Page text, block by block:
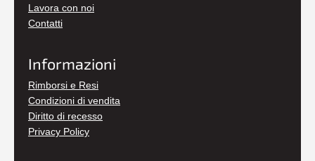
Lavora con noi
Contatti
Informazioni
Rimborsi e Resi
Condizioni di vendita
Diritto di recesso
Privacy Policy